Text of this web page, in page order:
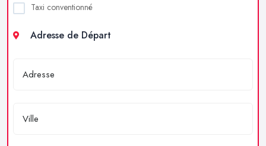
Taxi conventionné
Adresse de Départ